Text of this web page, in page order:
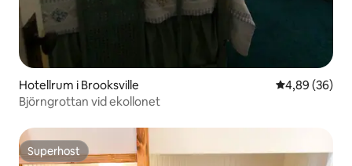
Hotellrum i Brooksville 4,89 av 5 i
4,89 (36)
Björngrottan vid ekollonet
Superhost
Superhost